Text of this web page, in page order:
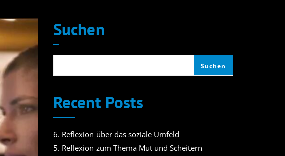
Suchen
Suchen
Recent Posts
6. Reflexion über das soziale Umfeld
5. Reflexion zum Thema Mut und Scheitern